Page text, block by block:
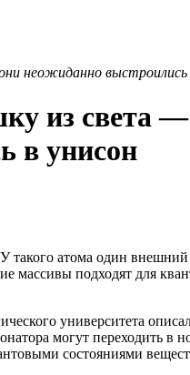
неожиданно выстроились
из света
в унисон
атома один
массивы подходят для
университета
могут переходить
состояниями